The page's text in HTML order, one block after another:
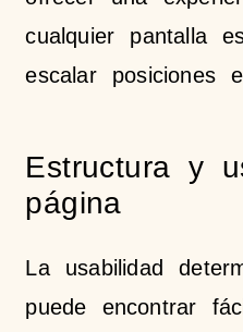
cualquier pantalla
escalar posiciones
Estructura y
página
La usabilidad
puede encontrar